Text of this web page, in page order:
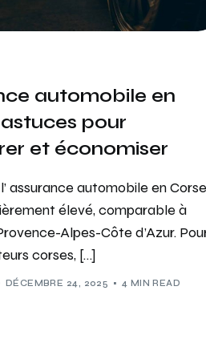
automobile en
pour
et économiser
assurance automobile en Corse
élevé, comparable à
Alpes-Côte d’Azur.
corses, […]
DÉCEMBRE 24, 2025 4 MIN READ